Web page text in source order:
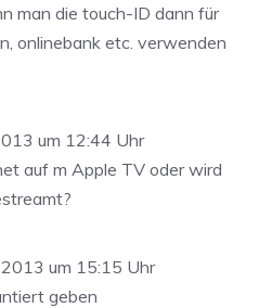
man die touch-ID dann für
onlinebank etc. verwenden
um 12:44 Uhr
auf m Apple TV oder wird
um 15:15 Uhr
geben